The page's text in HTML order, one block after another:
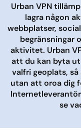
Urban VPN
lagra någon
webbplatser,
begränsningar
aktivitet. Urban
att du kan byta
valfri geoplats,
utan att oroa dig
se